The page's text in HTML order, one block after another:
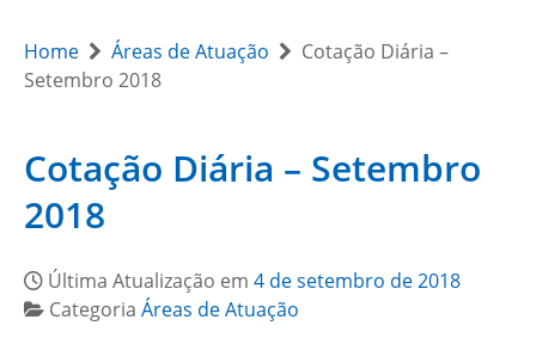
Home Áreas de Atuação
Cotação Diária –
Setembro 2018
Cotação Diária – Setembro
2018
Última Atualização em 4 de setembro de 2018
Categoria Áreas de Atuação